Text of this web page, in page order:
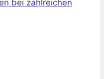
bei zahlreichen